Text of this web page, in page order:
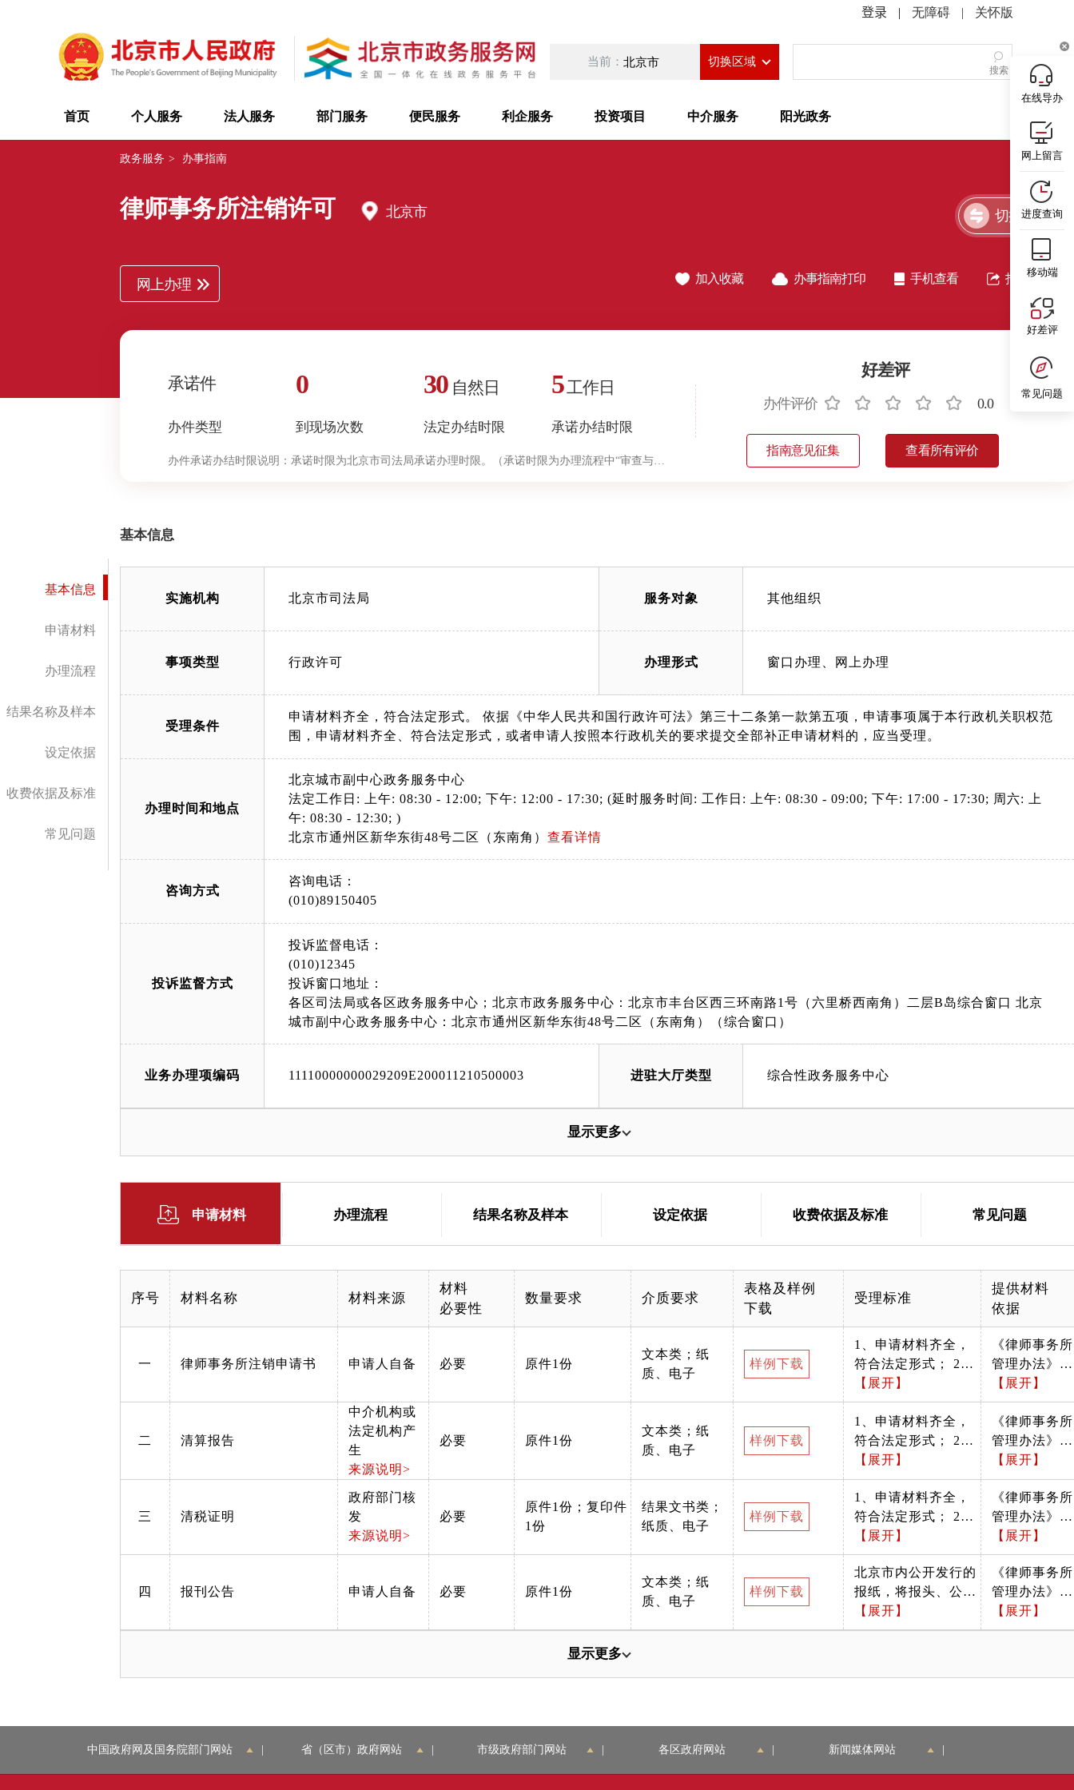
| 无障碍 | 关怀版
当前： 北京市 切换区域
搜索
首页 个人服务 法人服务 部门服务 便民服务 利企服务 投资项目 中介服务 阳光政务
政务服务 > 办事指南
律师事务所注销许可 北京市 切换简洁版
网上办理 加入收藏 办事指南打印 手机查看 指南分享
承诺件
办件类型
0
到现场次数
30 自然日
法定办结时限
5工作日
承诺办结时限
好差评
办件评价 0.0
指南意见征集 查看所有评价
办件承诺办结时限说明： 承诺时限为北京市司法局承诺办理时限。（承诺时限为办理流程中“审查与决
基本信息
申请材料
办理流程
结果名称及样本
设定依据
收费依据及标准
常见问题
基本信息
实施机构 北京市司法局 服务对象 其他组织
事项类型 行政许可 办理形式 窗口办理、网上办理
受理条件
申请材料齐全，符合法定形式。 依据《中华人民共和国行政许可法》第三十二条第一款第五项，申请事项属于本行政机关职权范
围，申请材料齐全、符合法定形式，或者申请人按照本行政机关的要求提交全部补正申请材料的，应当受理。
办理时间和地点
北京城市副中心政务服务中心
法定工作日: 上午: 08:30 - 12:00; 下午: 12:00 - 17:30; (延时服务时间: 工作日: 上午: 08:30 - 09:00; 下午: 17:00 - 17:30; 周六: 上
午: 08:30 - 12:30; )
北京市通州区新华东街48号二区（东南角） 查看详情
咨询方式
咨询电话：
(010)89150405
投诉监督方式
投诉监督电话：
(010)12345
投诉窗口地址：
各区司法局或各区政务服务中心；北京市政务服务中心：北京市丰台区西三环南路1号（六里桥西南角）二层B岛综合窗口 北京
城市副中心政务服务中心：北京市通州区新华东街48号二区（东南角）（综合窗口）
业务办理项编码 11110000000029209E200011210500003 进驻大厅类型 综合性政务服务中心
显示更多
申请材料 办理流程 结果名称及样本 设定依据 收费依据及标准 常见问题
序号 材料名称 材料来源
材料
必要性
数量要求 介质要求
表格及样例
下载
受理标准
提供材料
依据
一 律师事务所注销申请书 申请人自备 必要 原件1份
文本类；纸
质、电子
样例下载
1、申请材料齐全，
符合法定形式； 2、
申请符合法定条件、
材料是否真实有效；
3、需加盖总所公
章。
【展开】
《律师事务所
管理办法》
（司法部令第
142号）
【展开】
二 清算报告
中介机构或
法定机构产
生
来源说明>
必要 原件1份
文本类；纸
质、电子
样例下载
1、申请材料齐全，
符合法定形式； 2、
申请符合法定条件、
材料是否真实有效；
3、需会计师事务所
出具，加盖公章。
【展开】
《律师事务所
管理办法》
（司法部令第
142号）
【展开】
三 清税证明
政府部门核
发
来源说明>
必要
原件1份；复印件
1份
结果文书类；
纸质、电子
样例下载
1、申请材料齐全，
符合法定形式； 2、
申请符合法定条件、
材料是否真实有效；
3、律师事务所所在
地税务机关出具。
【展开】
《律师事务所
管理办法》
（司法部令第
142号）
【展开】
四 报刊公告 申请人自备 必要 原件1份
文本类；纸
质、电子
样例下载
北京市内公开发行的
报纸，将报头、公告
剪下贴于A4纸上
【展开】
《律师事务所
管理办法》
（司法部令第
142号）
【展开】
显示更多
在线导办
网上留言
进度查询
移动端
好差评
常见问题
中国政府网及国务院部门网站 省（区市）政府网站 市级政府部门网站 各区政府网站 新闻媒体网站